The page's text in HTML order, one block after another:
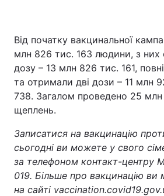
Від початку вакцинальної
млн 826 тис. 163 людини, з
дозу – 13 млн 826 тис. 161,
та отримали дві дози – 11 млн
738. Загалом проведено 25
щеплень.
Записатися на вакцинацію
сьогодні ви можете у свого
за телефоном контакт-
019. Більше про вакцинацію ви
на сайті